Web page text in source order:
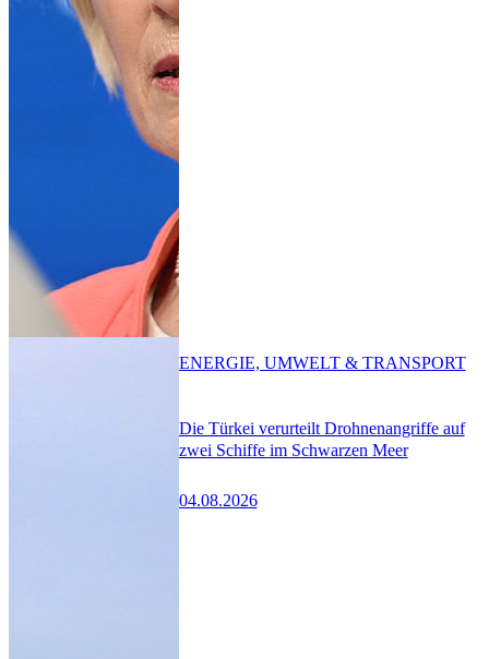
Die Türkei verurteilt Drohnenangriffe auf
zwei Schiffe im Schwarzen Meer
04.08.2026
ENERGIE, UMWELT & TRANSPORT